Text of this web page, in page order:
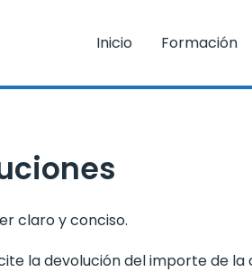
Inicio Formación
claro y conciso.
la devolución del importe de